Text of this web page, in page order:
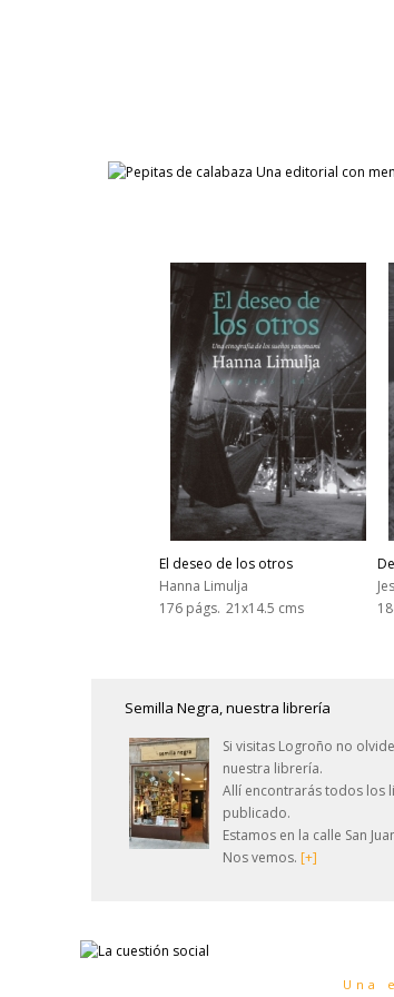
El deseo de los otros
Hanna Limulja
176 págs. 21x14.5 cms
Semilla Negra, nuestra librería
Si visitas Logroño no
nuestra librería.
Allí encontrarás todos los
publicado.
Estamos en la calle San
Nos vemos. [+]
Una